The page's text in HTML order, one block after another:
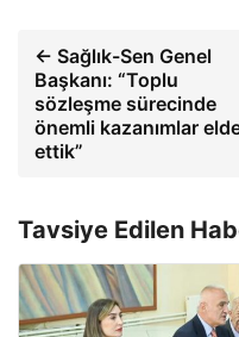
← Sağlık-Sen Genel
Başkanı: “Toplu
sözleşme sürecinde
önemli kazanımlar
ettik”
Tavsiye Edilen